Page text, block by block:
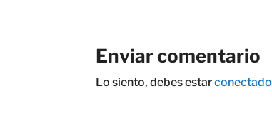
Enviar comentario
Lo siento, debes estarconectado